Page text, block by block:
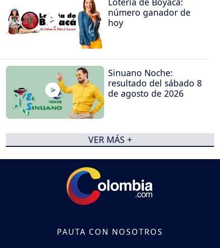
número ganador de
hoy
Sinuano Noche:
resultado del sábado 8
de agosto de 2026
VER MÁS +
PAUTA CON NOSOTROS